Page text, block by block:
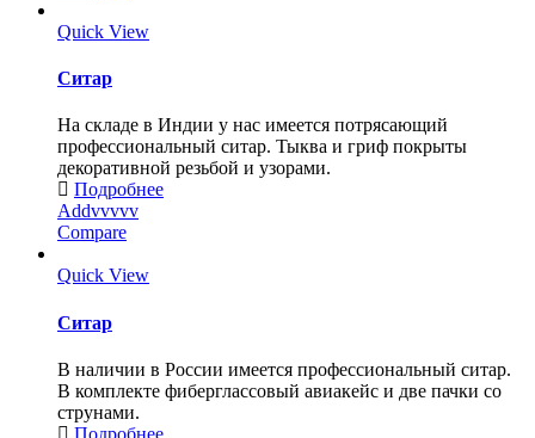
Quick View
Ситар
На складе в Индии у нас имеется потрясающий
профессиональный ситар. Тыква и гриф покрыты
декоративной резьбой и узорами.
Подробнее
Addvvvvv
Compare
Quick View
Ситар
В наличии в России имеется профессиональный ситар.
В комплекте фиберглассовый авиакейс и две пачки со
струнами.
Подробнее